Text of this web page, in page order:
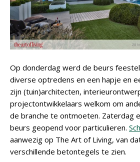
Op donderdag werd de beurs
diverse optredens en een hapje en
zijn (tuin)architecten,
projectontwikkelaars welkom om
de branche te ontmoeten. Zaterdag
beurs geopend voor particulieren.
aanwezig op The Art of Living, van
verschillende betontegels te zien.